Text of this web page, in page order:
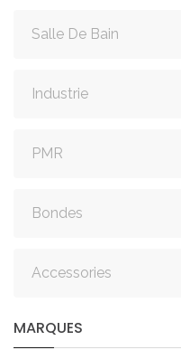
Salle De Bain
Industrie
PMR
Bondes
Accessories
MARQUES